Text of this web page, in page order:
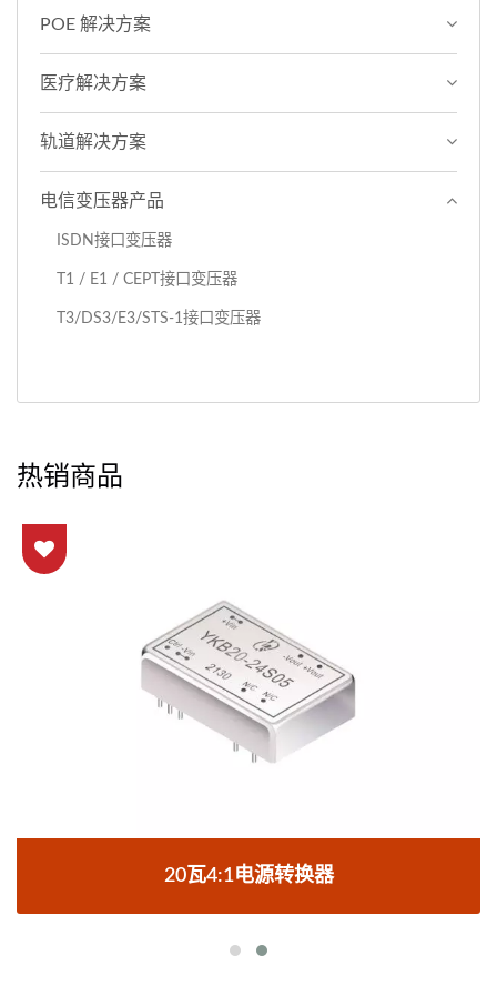
POE 解决方案
医疗解决方案
轨道解决方案
电信变压器产品
ISDN接口变压器
T1 / E1 / CEPT接口变压器
T3/DS3/E3/STS-1接口变压器
热销商品
20瓦4:1电源转换器